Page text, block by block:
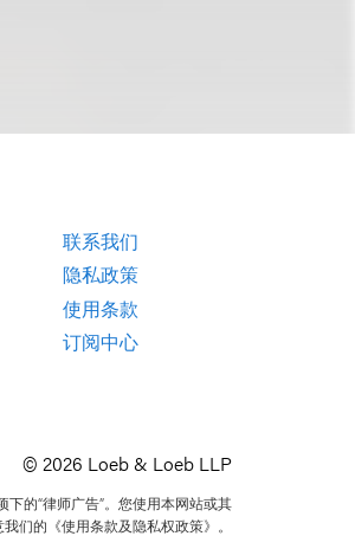
联系我们
隐私政策
使用条款
订阅中心
© 2026 Loeb & Loeb LLP
的“律师广告”。您使用本网站或其
们的《使用条款及隐私权政策》。